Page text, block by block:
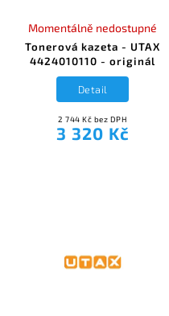
Tonerová kazeta - UTAX
4424010110 - originál
Momentálně nedostupné
2 744 Kč bez DPH
3 320 Kč
Detail